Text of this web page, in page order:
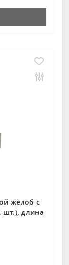
желоб с
шт.), длина